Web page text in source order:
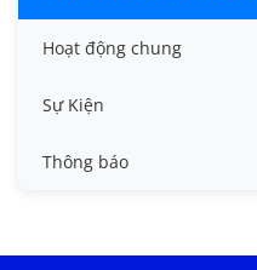
Hoạt động chung
Tin công tác sinh viên
Tin đào tạo
Tin tức chung
Sự Kiện
Thông báo